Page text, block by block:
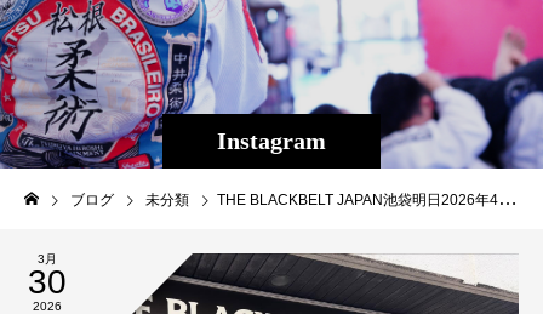
Instagram
ブログ 未分類 THE BLACKBELT JAPAN池袋明日2026年4月1日OPENhttps://tbj-ikebukuro.jimdofree.com#THEBLACKBELTJAPAN #TBJ
3月
30
2026